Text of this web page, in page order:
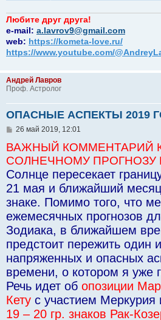
Любите друг друга!
e-mail: a.lavrov9@gmail.com
web: https://kometa-love.ru/
https://www.youtube.com/
Андрей Лавров
Проф. Астролог
ОПАСНЫЕ АСПЕКТЫ 2019
С
о
б
щ
е
н
и
26 май 2019, 12:01
ВАЖНЫЙ КОММЕНТАРИЙ
СОЛНЕЧНОМУ ПРОГНОЗУ
Солнце пересекает
21 мая и ближайший
знаке. Помимо того, что
ежемесячных прогнозов
Зодиака, в ближайшем
предстоит пережить один
напряженных и опасных
времени, о котором я уже
Речь идет об опозиции
Кету с участием Меркурия
19 – 20 гр. знаков Рак-